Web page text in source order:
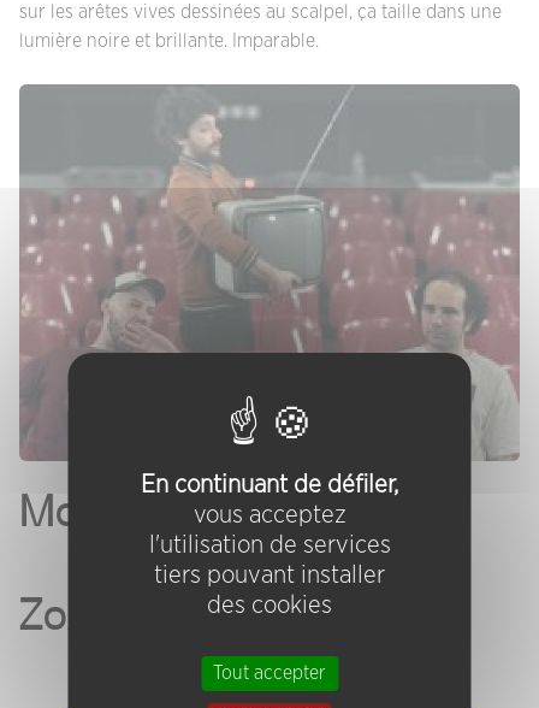
sur les arêtes vives dessinées au scalpel, ça taille dans une
lumière noire et brillante. Imparable.
Moop
ZoA
En continuant de défiler,
vous acceptez
l'utilisation de services
tiers pouvant installer
des cookies
Tout accepter